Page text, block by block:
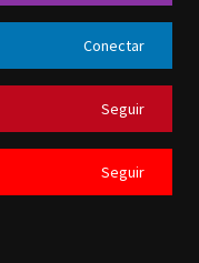
Conectar
Seguir
Seguir